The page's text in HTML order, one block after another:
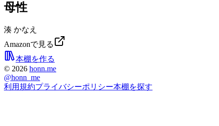
母性
湊 かなえ
Amazonで見る
本棚を作る
© 2026 honn.me
@honn_me
利用規約プライバシーポリシー本棚を探す